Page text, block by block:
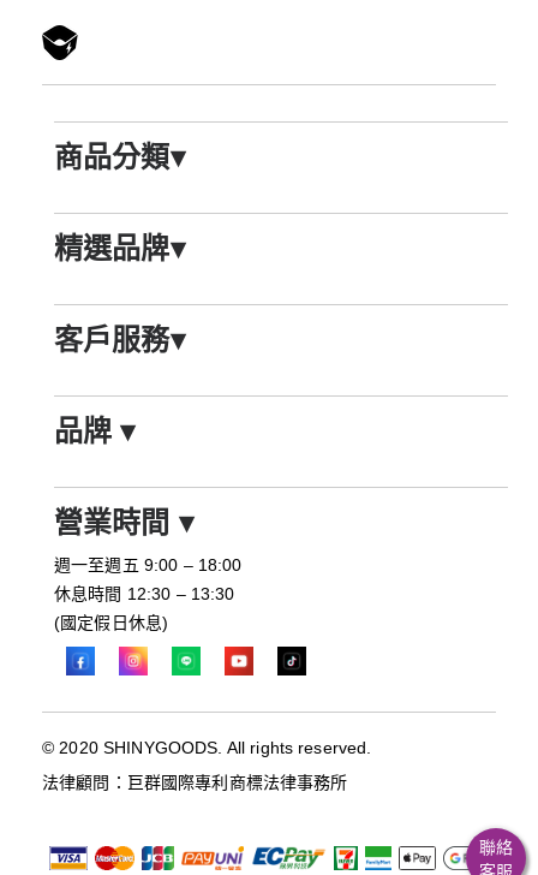
商品分類▾
精選品牌▾
客戶服務▾
品牌▾
營業時間 ▾
週一至週五 9:00 – 18:00
休息時間 12:30 – 13:30
(國定假日休息)
© 2020 SHINYGOODS. All rights reserved.
法律顧問：巨群國際專利商標法律事務所
聯絡
客服